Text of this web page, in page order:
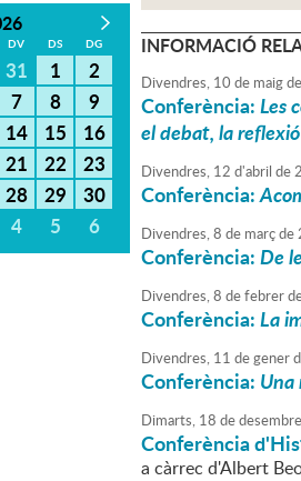
DV DS DG
31 1
2
7 8
9
14 15
16
21 22
23
28 29
30
4 5 6
INFORMACIÓ
Divendres, 10 de maigde
Conferència:Les
el debat, la
Divendres, 12 d'abril de
Conferència:
Divendres,8 de marçde
Conferència:De
Divendres,8 defebrer
Conferència:La
Divendres, 11 degener
Conferència: Una
Dimarts, 18 dedesembre
Conferència
a càrrec d'Albert